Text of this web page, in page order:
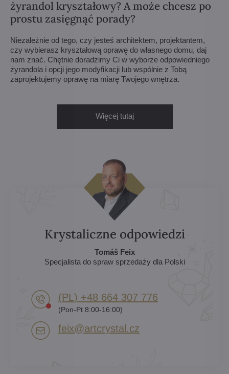
żyrandol kryształowy? A może chcesz po
prostu zasięgnąć porady?
Niezależnie od tego, czy jesteś architektem, projektantem,
czy wybierasz kryształową oprawę do własnego domu, daj
nam znać. Chętnie doradzimy Ci w wyborze odpowiedniego
żyrandola i opcji jego modyfikacji lub wspólnie z Tobą
zaprojektujemy oprawę na miarę Twojego wnętrza.
Więcej tutaj
Krystaliczne odpowiedzi
Tomáš Feix
Specjalista do spraw sprzedaży dla Polski
(PL) +48 664 307 776
(Pon-Pt 8:00-16:00)
feix​@artcrystal​.cz